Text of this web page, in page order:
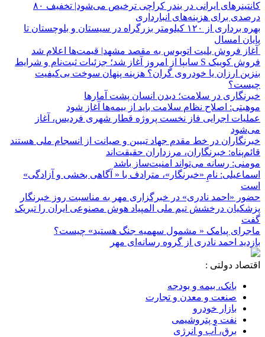
کانتینرهای ایرانی در بندر کراچی ترخیص می‌شود| تخفیف ۸۰
درصدی برای هزینه‌های انبارداری
بهره برداری از ۱۲۰ کیلومتر بزرگراه در سیستان و بلوچستان تا
پایان امسال
آغاز فروش بلیت اتوبوس به مقصد مشهد| قیمت‌ها اعلام شد
فروش کوییک S سایپا از امروز آغاز شد؛ جزئیات ثبت‌نام و شرایط
بنزین ارزان یا خودروی گران؟ هزینه پنهان سوخت بی‌کیفیت
چیست؟
خبرنگاری در سلامت؛ دیدن انسان پشت آمارها
موهبتی: اصلاح نظام سلامت باید از بیمه‌ها آغاز شود
عملیات اجرایی فاز نخست پروژه قطار شهری فردیس، آغاز
می‌شود
خبرنگاران در خط مقدم جهاد تبیین و صیانت از انسجام ملی هستند
قائم‌پناه: ‏خبرنگاران، مرزداران حقیقت‌اند
مومنی: رسانه می‌تواند امنیت‌ساز باشد
اسماعیلی: نامِ «خبرنگار»، مترادف با « آگاهی بخشی و آزادگی»
است
حضور «احمد نادری» در خبرگزاری مهر به مناسبت روز خبرنگار
پزشکیان درخشش تیم ملی المپیاد هوش مصنوعی ایران را تبریک
گفت
ماجرای پیامک « مشمول سهمیه جنگ هستید» چیست؟
بازدید احمد نادری از گروه رسانه‌ای مهر
اقتصاد دولتی :
بانک، بیمه و بودجه
صنعت و معدن و تجارت
بازار خودرو
نفت و پتروشیمی
برق، آب و انرژی